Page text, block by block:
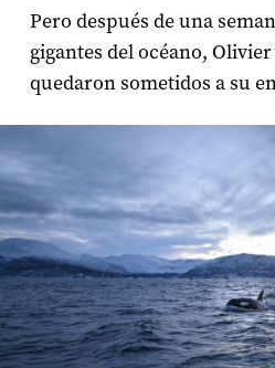
Pero después de una
gigantes del océano,
quedaron sometidos a su